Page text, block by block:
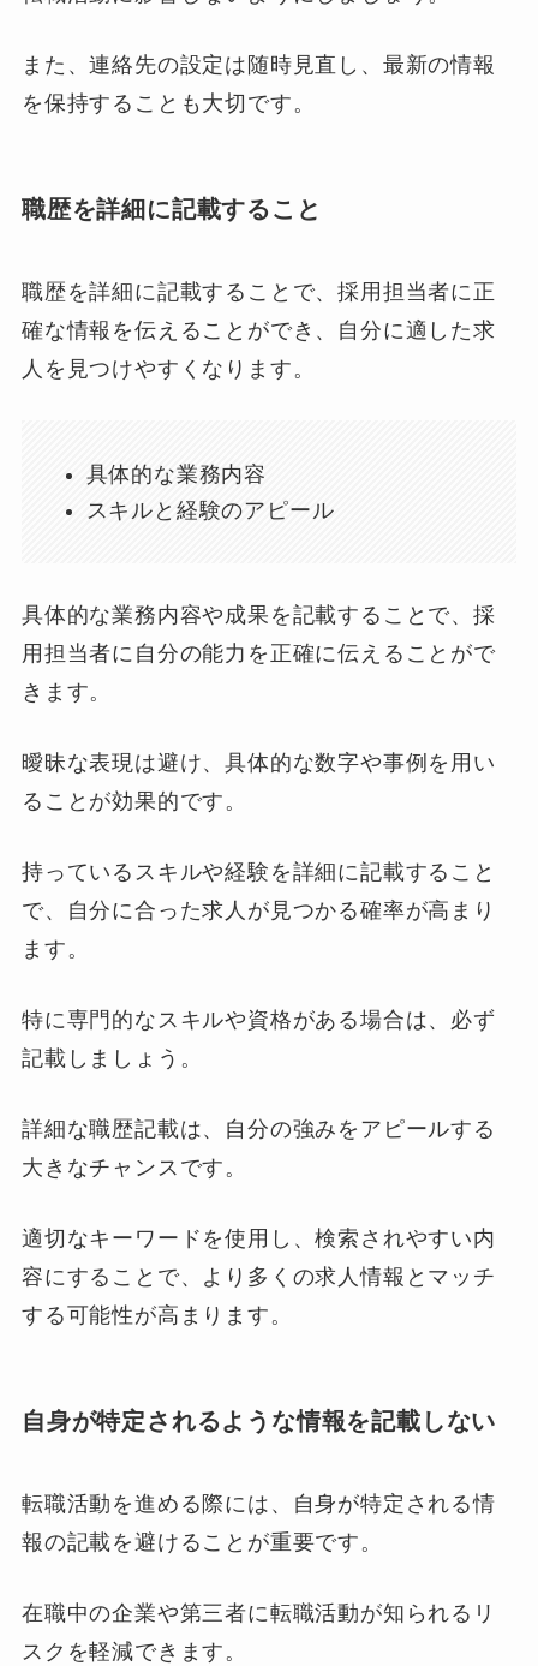
また、連絡先の設定は随時見直し、最新の情報
を保持することも大切です。
職歴を詳細に記載すること
職歴を詳細に記載することで、採用担当者に正
確な情報を伝えることができ、自分に適した求
人を見つけやすくなります。
具体的な業務内容
スキルと経験のアピール
具体的な業務内容や成果を記載することで、採
用担当者に自分の能力を正確に伝えることがで
きます。
曖昧な表現は避け、具体的な数字や事例を用い
ることが効果的です。
持っているスキルや経験を詳細に記載すること
で、自分に合った求人が見つかる確率が高まり
ます。
特に専門的なスキルや資格がある場合は、必ず
記載しましょう。
詳細な職歴記載は、自分の強みをアピールする
大きなチャンスです。
適切なキーワードを使用し、検索されやすい内
容にすることで、より多くの求人情報とマッチ
する可能性が高まります。
自身が特定されるような情報を記載しない
転職活動を進める際には、自身が特定される情
報の記載を避けることが重要です。
在職中の企業や第三者に転職活動が知られるリ
スクを軽減できます。